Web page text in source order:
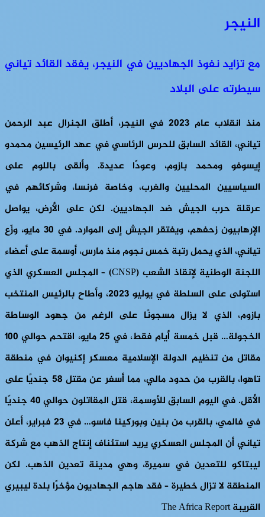
النيجر
مع تزايد نفوذ الجهاديين في النيجر، يفقد القائد تياني
سيطرته على البلاد
منذ انقلاب عام ٢٠٢٣ في النيجر، أطلق الجنرال عبد الرحمن
تياني، القائد السابق للحرس الرئاسي في عهد الرئيسين محمدو
إيسوفو ومحمد بازوم، وعودًا عديدة. وألقى باللوم على
السياسيين المحليين والغرب، وخاصة فرنسا، وشركائهم في
عرقلة حرب الجيش ضد الجهاديين. لكن على الأرض، يواصل
الإرهابيون زحفهم، ويفتقر الجيش إلى الموارد. في 30 مايو، وزّع
تياني، الذي يحمل رتبة خمس نجوم منذ مارس، أوسمة على أعضاء
اللجنة الوطنية لإنقاذ الشعب (CNSP) – المجلس العسكري الذي
استولى على السلطة في يوليو 2023، وأطاح بالرئيس المنتخب
بازوم، الذي لا يزال مسجونًا على الرغم من جهود الوساطة
الخجولة… قبل خمسة أيام فقط، في 25 مايو، اقتحم حوالي 100
مقاتل من تنظيم الدولة الإسلامية معسكر إكنيوان في منطقة
تاهوا، بالقرب من حدود مالي، مما أسفر عن مقتل 58 جنديًا على
الأقل. في اليوم السابق للأوسمة، قتل المقاتلون حوالي 40 جنديًا
في فالمي، بالقرب من بنين وبوركينا فاسو… في 23 فبراير، أعلن
تياني أن المجلس العسكري يريد استئناف إنتاج الذهب مع شركة
ليبتاكو للتعدين في سميرة، وهي مدينة تعدين الذهب. لكن
المنطقة لا تزال خطيرة – فقد هاجم الجهاديون مؤخرًا بلدة ليبيري
القريبة The Africa Report